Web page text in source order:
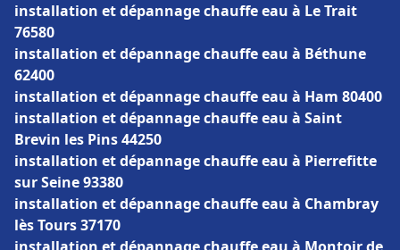
installation et dépannage chauffe eau à Le Trait
76580
installation et dépannage chauffe eau à Béthune
62400
installation et dépannage chauffe eau à Ham 80400
installation et dépannage chauffe eau à Saint
Brevin les Pins 44250
installation et dépannage chauffe eau à Pierrefitte
sur Seine 93380
installation et dépannage chauffe eau à Chambray
lès Tours 37170